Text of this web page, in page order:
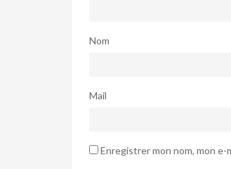
Nom
Mail
Enregistrer mon nom, mon